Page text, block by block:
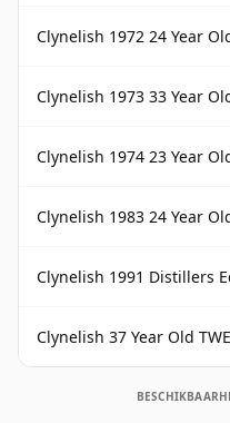
Clynelish 1972 24 Year
Clynelish 1973 33 Year
Clynelish 1974 23 Year
Clynelish 1983 24 Year Old
Clynelish 1991 Distillers
Clynelish 37 Year Old